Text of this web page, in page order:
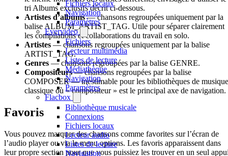
Fichiers locaux
Navigation
Paramètres
Evervideo
Fichiers
Lecteur multimédia
Listes de lecture
Médiathèque
Navigation
Paramètres
Flacbox
Bibliothèque musicale
Connexions
Fichiers locaux
Lecteur audio
Listes de lecture
Navigation
tri Albums exclusifs décrit ci-dessous.
Artistes d’albums— chansons regroupées uniquement par la
balise ALBUM_ARTIST_TAG. Utile pour séparer clairement
les compilations et collaborations du travail en solo.
Artistes — chansons regroupées uniquement par la balise
ARTIST_TAG.
Genres — chansons regroupées par la balise GENRE.
Compositeurs— chansons regroupées par la balise
COMPOSER — inestimable pour les bibliothèques de musique
classique où « compositeur » est le principal axe de navigation.
Favoris
Vous pouvez marquer des chansons comme favorites sur l’écran de
l’audio player ou via le menu options. Les favoris apparaissent dans
leur propre section pour que vous puissiez les trouver en un seul